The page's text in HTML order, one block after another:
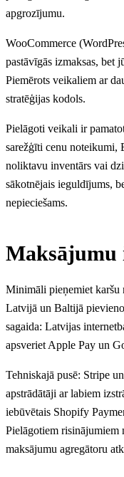
apgrozījumu.
WooCommerce
pastāvīgās izmaksas, bet
Piemērots veikaliem ar
stratēģijas kodols.
Pielāgoti veikali ir
sarežģīti cenu noteikumi,
noliktavu inventārs vai
sākotnējais ieguldījums,
nepieciešams.
Maksājumu
Minimāli pieņemiet karšu
Latvijā un Baltijā
sagaida: Latvijas
apsveriet Apple Pay un
Tehniskajā pusē: Stripe
apstrādātāji ar labiem
iebūvētais Shopify
Pielāgotiem risinājumiem
maksājumu agregātoru